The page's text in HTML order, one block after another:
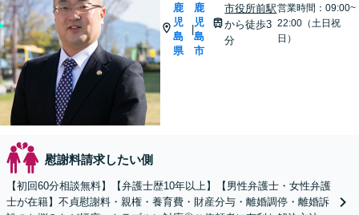
鹿
児
島
県
鹿
児
島
市
市役所前駅
から徒歩3
分
営業時間：09:00~
22:00（土日祝
日）
慰謝料請求したい側
【初回60分相談無料】【弁護士歴10年以上】【男性弁護士・女性弁護
士が在籍】不貞慰謝料・親権・養育費・財産分与・離婚調停・離婚訴